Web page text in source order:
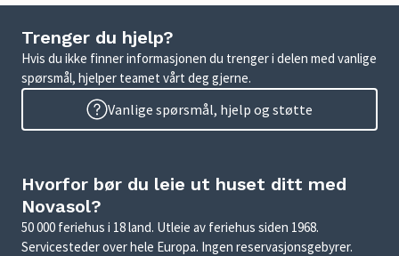
Trenger du hjelp?
Hvis du ikke finner informasjonen du trenger i delen med vanlige
spørsmål, hjelper teamet vårt deg gjerne.
Vanlige spørsmål, hjelp og støtte
Hvorfor bør du leie ut huset ditt med
Novasol?
50 000 feriehus i 18 land. Utleie av feriehus siden 1968.
Servicesteder over hele Europa. Ingen reservasjonsgebyrer.